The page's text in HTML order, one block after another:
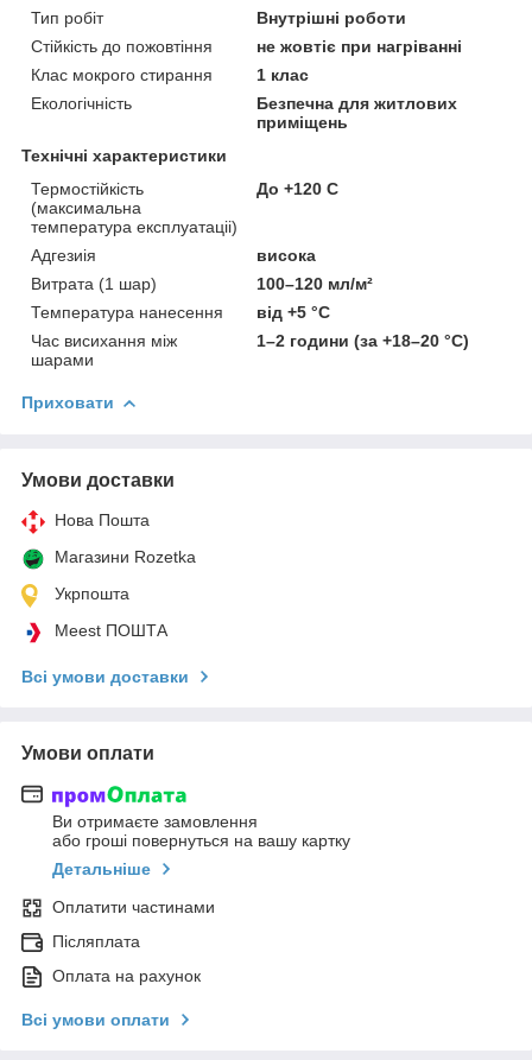
Тип робіт
Внутрішні роботи
Стійкість до пожовтіння
не жовтіє при нагріванні
Клас мокрого стирання
1 клас
Екологічність
Безпечна для житлових
приміщень
Технічні характеристики
Термостійкість
(максимальна
температура експлуатаціі)
До +120 С
Адгезиія
висока
Витрата (1 шар)
100–120 мл/м²
Температура нанесення
від +5 °C
Час висихання між
шарами
1–2 години (за +18–20 °C)
Приховати
Умови доставки
Нова Пошта
Магазини Rozetka
Укрпошта
Meest ПОШТА
Всі умови доставки
Умови оплати
Ви отримаєте замовлення
або гроші повернуться на вашу картку
Детальніше
Оплатити частинами
Післяплата
Оплата на рахунок
Всі умови оплати